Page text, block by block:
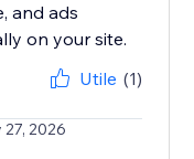
and ads
on your site.
Utile (1)
27, 2026